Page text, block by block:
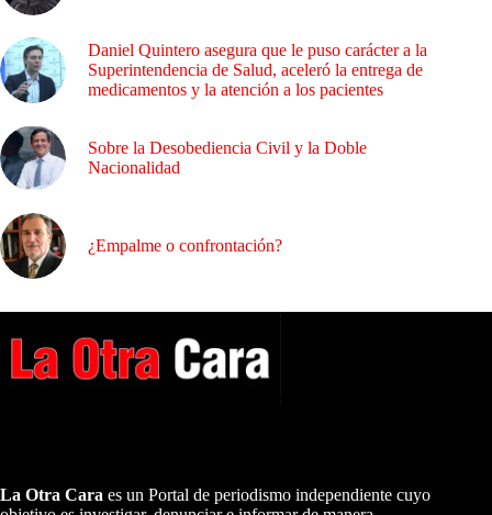
Daniel Quintero asegura que le puso carácter a la
Superintendencia de Salud, aceleró la entrega de
medicamentos y la atención a los pacientes
Sobre la Desobediencia Civil y la Doble
Nacionalidad
¿Empalme o confrontación?
La Otra Cara es un Portal de periodismo independiente cuyo